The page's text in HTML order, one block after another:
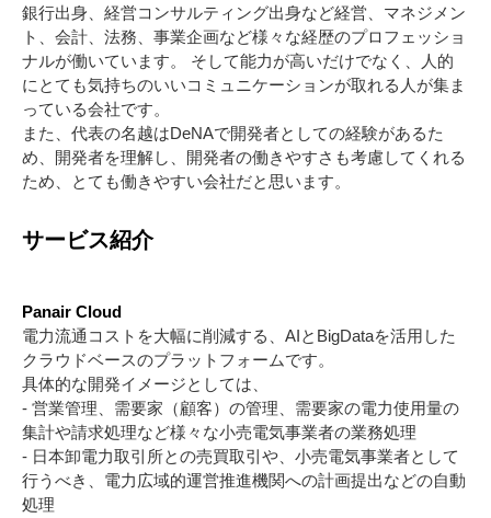
銀行出身、経営コンサルティング出身など経営、マネジメン
ト、会計、法務、事業企画など様々な経歴のプロフェッショ
ナルが働いています。 そして能力が高いだけでなく、人的
にとても気持ちのいいコミュニケーションが取れる人が集ま
っている会社です。
また、代表の名越はDeNAで開発者としての経験があるた
め、開発者を理解し、開発者の働きやすさも考慮してくれる
ため、とても働きやすい会社だと思います。
サービス紹介
Panair Cloud
電力流通コストを大幅に削減する、AIとBigDataを活用した
クラウドベースのプラットフォームです。
具体的な開発イメージとしては、
- 営業管理、需要家（顧客）の管理、需要家の電力使用量の
集計や請求処理など様々な小売電気事業者の業務処理
- 日本卸電力取引所との売買取引や、小売電気事業者として
行うべき、電力広域的運営推進機関への計画提出などの自動
処理